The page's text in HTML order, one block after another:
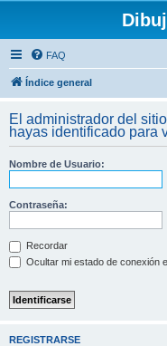
FAQ
Índice general
El administrador del
hayas identificado para
Nombre de Usuario:
Contraseña:
Recordar
Ocultar mi estado de conexión
REGISTRARSE